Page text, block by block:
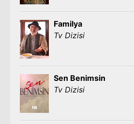
Familya
Tv Dizisi
Sen Benimsin
Tv Dizisi